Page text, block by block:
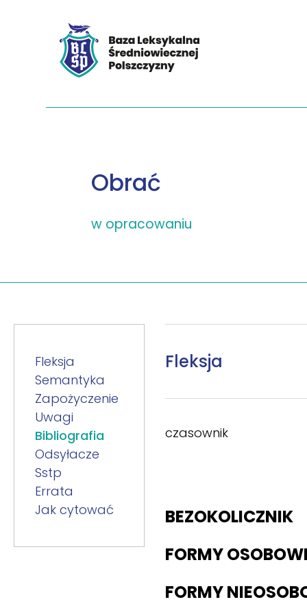
Obrać
w opracowaniu
Fleksja
Semantyka
Zapożyczenie
Uwagi
Bibliografia
Odsyłacze
Sstp
Errata
Jak cytować
Fleksja
czasownik
BEZOKOLICZNIK
FORMY
FORMY